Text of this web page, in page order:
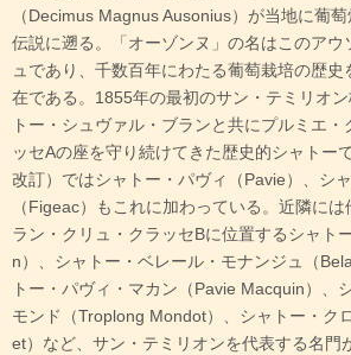
（Decimus Magnus Ausonius）が当地に葡
伝説に遡る。「オーゾンヌ」の名はこのアウ
ュであり、千数百年にわたる葡萄栽培の歴
在である。1855年の最初のサン・テミリオ
トー・シュヴァル・ブランと共にプルミエ・
ッセAの座を守り続けてきた歴史的シャトー
改訂）ではシャトー・パヴィ（Pavie）、シ
（Figeac）もこれに加わっている。近隣に
ラン・クリュ・クラッセBに位置するシャト
n）、シャトー・ベレール・モナンジュ（
トー・パヴィ・マカン（Pavie Macquin）、
モンド（Troplong Mondot）、シャトー・ク
et）など、サン・テミリオンを代表する名門